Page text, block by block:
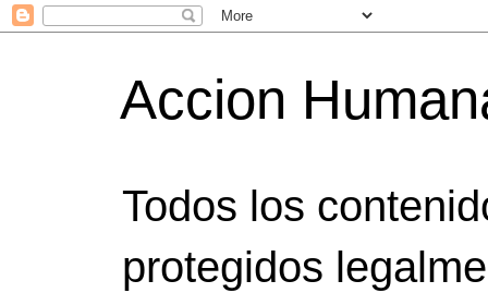
Accion
Todos los
protegidos